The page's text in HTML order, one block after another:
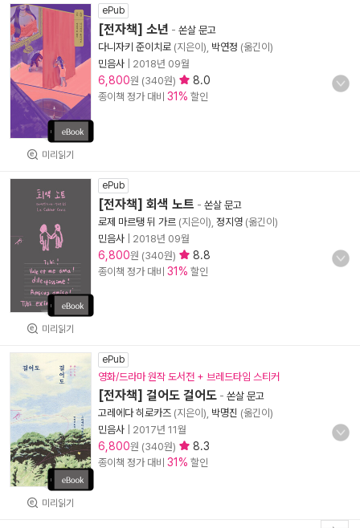
미리읽기
ePub
[전자책] 소년 - 쏜살 문고
다니자키 준이치로 (지은이), 박연정 (옮긴이)
민음사
2018년 09월
6,800원 (340원) 8.0
종이책 정가 대비 31% 할인
미리읽기
ePub
[전자책] 회색 노트 - 쏜살 문고
로제 마르탱 뒤 가르 (지은이), 정지영 (옮긴이)
민음사
2018년 09월
6,800원 (340원) 8.8
종이책 정가 대비 31% 할인
미리읽기
ePub
영화/드라마 원작 도서전 + 브레드타임 스티커
[전자책] 걸어도 걸어도 - 쏜살 문고
고레에다 히로카즈 (지은이), 박명진 (옮긴이)
민음사
2017년 11월
6,800원 (340원) 8.3
종이책 정가 대비 31% 할인